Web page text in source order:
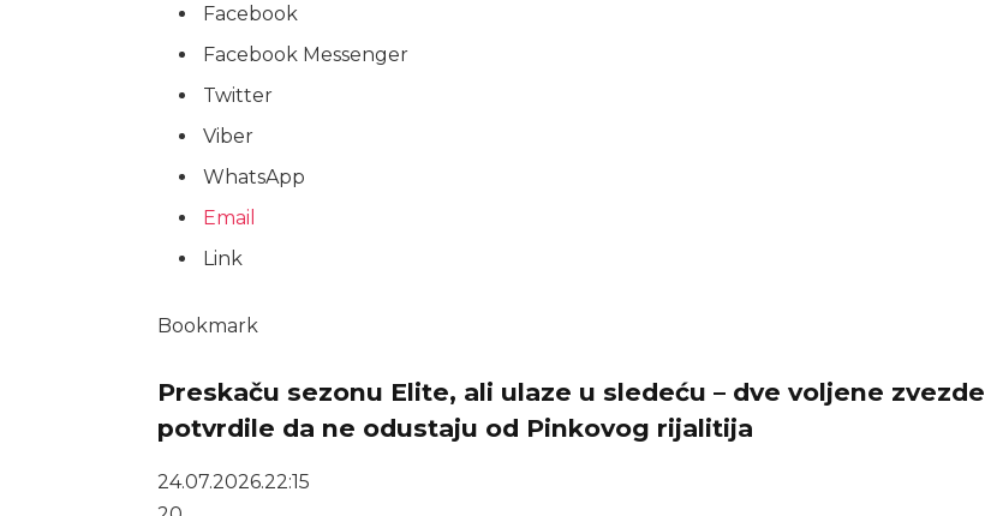
Facebook
Facebook Messenger
Twitter
Viber
WhatsApp
Email
Link
Bookmark
Preskaču sezonu Elite, ali ulaze u sledeću – dve voljene zvezde
potvrdile da ne odustaju od Pinkovog rijalitija
24.07.2026.22:15